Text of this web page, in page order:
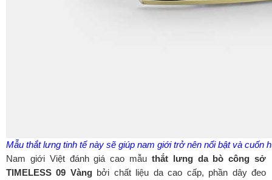
Mẫu thắt lưng tinh tế này sẽ giúp nam giới trở nên nổi bật và cuốn
Nam giới Việt đánh giá cao mẫu thắt lưng da bò công sở
TIMELESS 09 Vàngbởi chất liệu da cao cấp, phần dây đeo